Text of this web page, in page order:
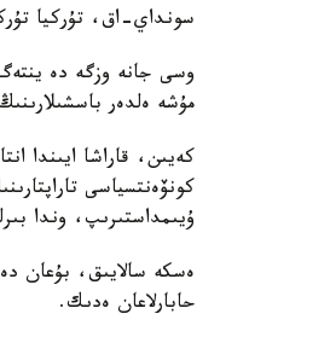
سونداي-اق، تۇركيا
مۇشە ەلدەر
كەيىن، قاراشا ايىندا
ۇيىمداستىرىپ، وندا
ەسكە سالايىق، بۇعان
حابارلاعان ەدىك.